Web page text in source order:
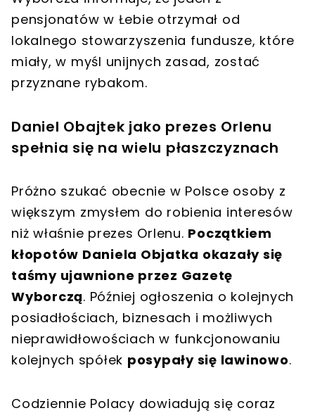
pensjonatów w Łebie otrzymał od
lokalnego stowarzyszenia fundusze, które
miały, w myśl unijnych zasad, zostać
przyznane rybakom.
Daniel Obajtek jako prezes Orlenu
spełnia się na wielu płaszczyznach
Próżno szukać obecnie w Polsce osoby z
większym zmysłem do robienia interesów
niż właśnie prezes Orlenu. Początkiem
kłopotów Daniela Objatka okazały się
taśmy ujawnione przez Gazetę
Wyborczą. Później ogłoszenia o kolejnych
posiadłościach, biznesach i możliwych
nieprawidłowościach w funkcjonowaniu
kolejnych spółek posypały się lawinowo.
Codziennie Polacy dowiadują się coraz